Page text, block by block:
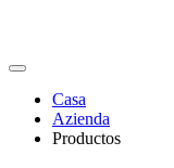
Casa
Azienda
Productos